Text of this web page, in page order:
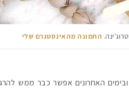
התמונה מהאינסטגרם שלי
האחרונים אפשר כבר ממש